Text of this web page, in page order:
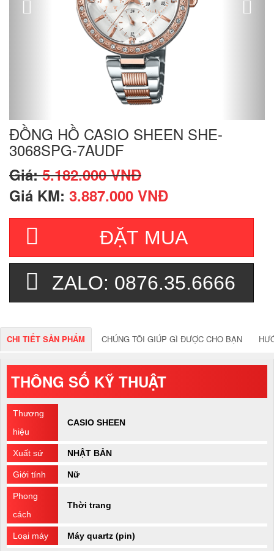
ĐỒNG HỒ CASIO SHEEN SHE-
3068SPG-7AUDF
Giá:5.182.000 VNĐ
Giá KM: 3.887.000 VNĐ
ĐẶT MUA
ZALO: 0876.35.6666
CHI TIẾT SẢN PHẨM CHÚNG TÔI GIÚP GÌ ĐƯỢC CHO BẠN
THÔNG SỐ KỸ THUẬT
Thương
hiệu
CASIO SHEEN
Xuất sứ NHẬT BẢN
Giới tính Nữ
Phong
cách
Thời trang
Loại máy Máy quartz (pin)